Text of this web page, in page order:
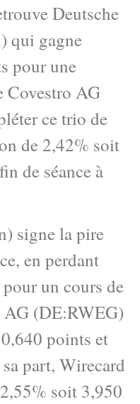
Deutsche
qui gagne
pour une
Covestro AG
ce trio de
de 2,42% soit
de séance à
signe la pire
en perdant
un cours de
(DE:RWEG)
points et
part, Wirecard
soit 3,950